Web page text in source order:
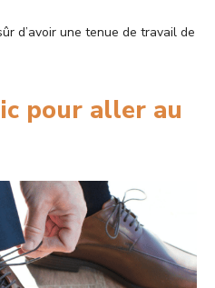
d’avoir une tenue de travail de
pour aller au